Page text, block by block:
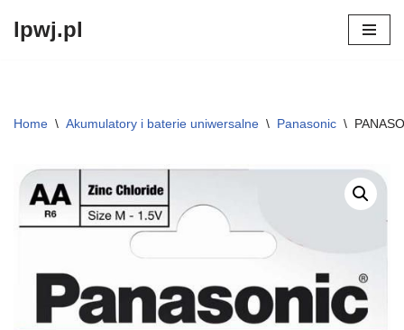
lpwj.pl
Home \ Akumulatory i baterie uniwersalne \ Panasonic \